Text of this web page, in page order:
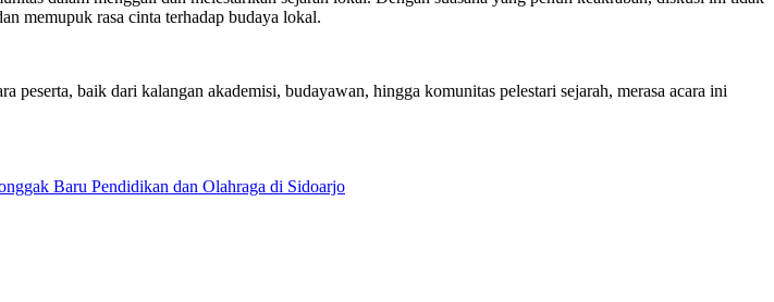
memupuk rasa cinta terhadap budaya lokal.
baik dari kalangan akademisi, budayawan, hingga komunitas pelestari sejarah, merasa acara ini
Baru Pendidikan dan Olahraga di Sidoarjo